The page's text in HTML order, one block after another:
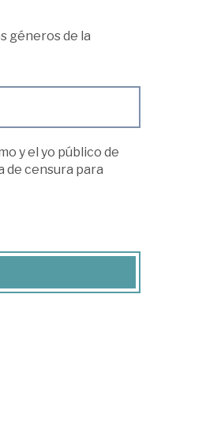
géneros de la
y el yo público de
de censura para